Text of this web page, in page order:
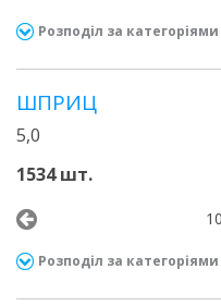
Розподіл за категоріями
ШПРИЦ
5,0
1534 шт.
Розподіл за категоріями